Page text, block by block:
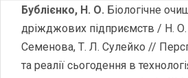
Бублієнко, Н. О. Біологічне
дріжджових підприємств / Н. О.
Семенова, Т. Л. Сулейко //
та реалії сьогодення в